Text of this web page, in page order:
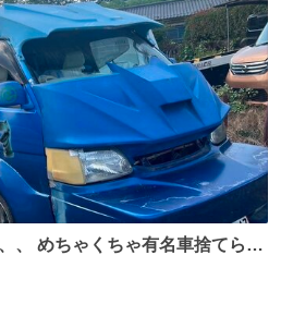
、 めちゃくちゃ有名車捨てられ
し、、 中も何にも残ってない
数十年お疲れ様でした、、 #バ